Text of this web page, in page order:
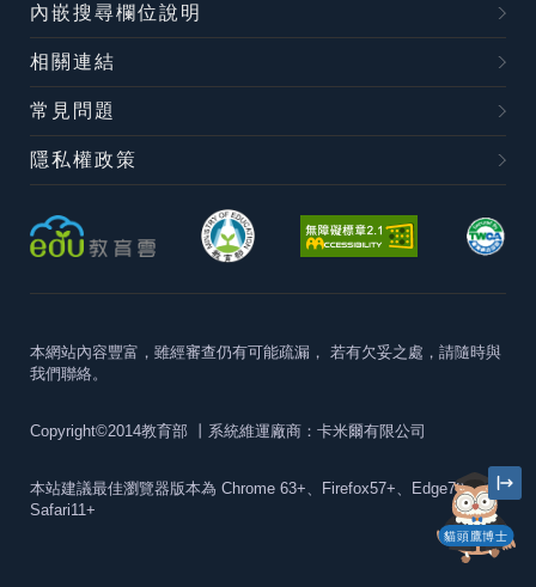
貓頭鷹博士
內嵌搜尋欄位說明
相關連結
常見問題
隱私權政策
本網站內容豐富，雖經審查仍有可能疏漏， 若有欠妥之處，請隨時與
我們聯絡。
Copyright©2014教育部 丨系統維運廠商：卡米爾有限公司
本站建議最佳瀏覽器版本為 Chrome 63+、Firefox57+、Edge79+及
Safari11+